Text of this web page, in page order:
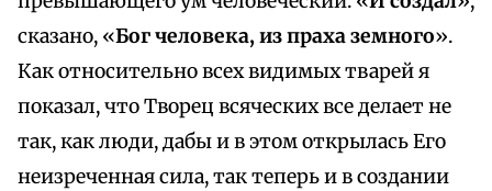
сказано, «Бог человека, из праха земного».
Как относительно всех видимых тварей я
показал, что Творец всяческих все делает не
так, как люди, дабы и в этом открылась Его
неизреченная сила, так теперь и в создании